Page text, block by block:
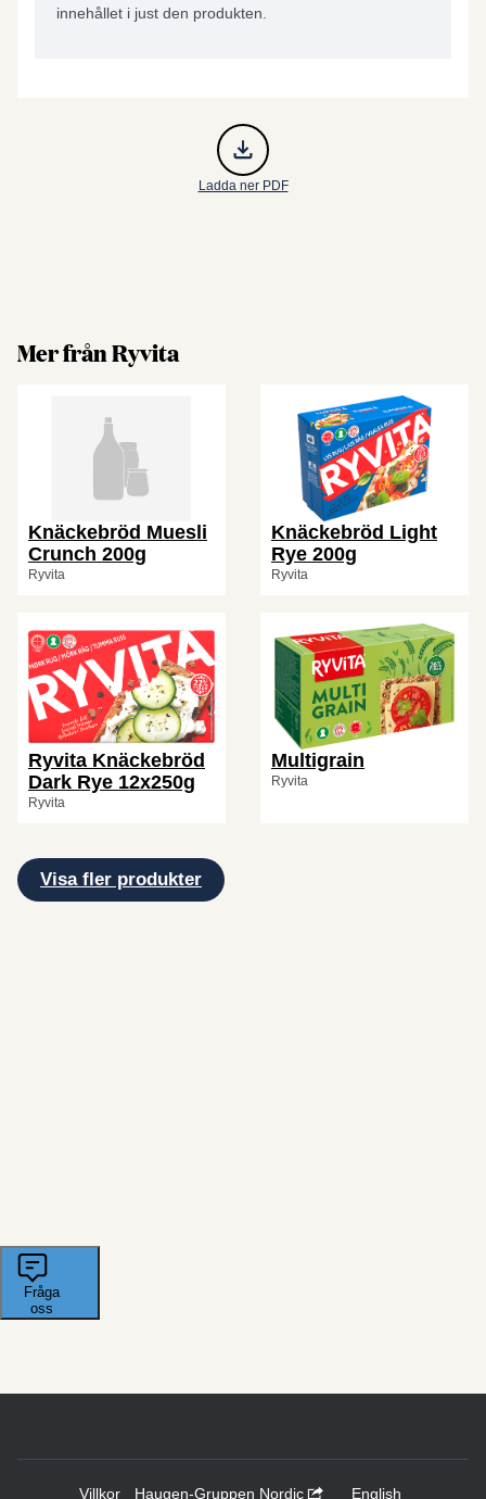
innehållet i just den produkten.
Ladda ner PDF
Mer från Ryvita
Knäckebröd Muesli
Crunch 200g
Ryvita
Knäckebröd Light
Rye 200g
Ryvita
Ryvita Knäckebröd
Dark Rye 12x250g
Ryvita
Multigrain
Ryvita
Visa fler produkter
Villkor Haugen-Gruppen Nordic English